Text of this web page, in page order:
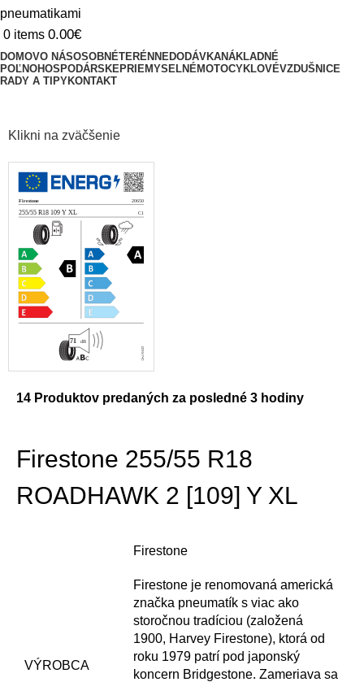
0 items 0.00€
DOMOVO NÁSOSOBNÉTERÉNNEDODÁVKANÁKLADNÉ
POĽNOHOSPODÁRSKEPRIEMYSELNÉMOTOCYKLOVÉVZDUŠNICE
RADY A TIPYKONTAKT
Klikni na zväčšenie
14 Produktov predaných za posledné 3 hodiny
Firestone 255/55 R18
ROADHAWK 2 [109] Y XL
VÝROBCA
Firestone
Firestone je renomovaná americká
značka pneumatík s viac ako
storočnou tradíciou (založená
1900, Harvey Firestone), ktorá od
roku 1979 patrí pod japonský
koncern Bridgestone. Zameriava sa